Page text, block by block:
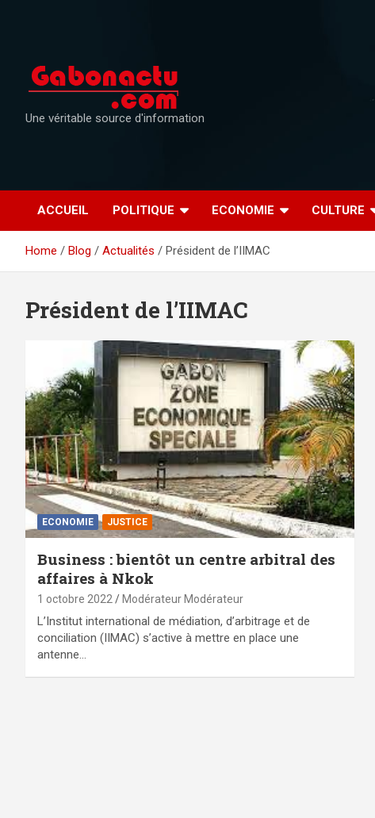
Une véritable source d'information
ACCUEIL POLITIQUE ECONOMIE CULTURE
Home Blog Actualités Président de l’IIMAC
Président de l’IIMAC
ECONOMIE JUSTICE
Business : bientôt un centre arbitral des
affaires à Nkok
1 octobre 2022 Modérateur Modérateur
L’Institut international de médiation, d’arbitrage et de
conciliation (IIMAC) s’active à mettre en place une
antenne…